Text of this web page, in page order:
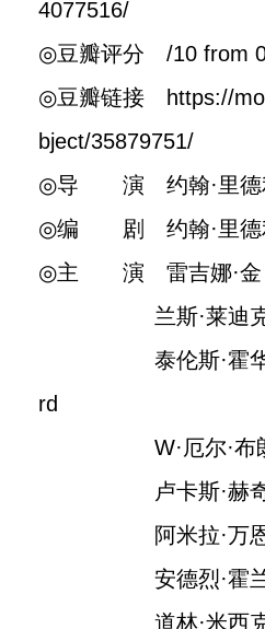
4077516/
◎豆瓣评分 /10 from
◎豆瓣链接 https://
bject/35879751/
◎导 演 约翰·里德
◎编 剧 约翰·里德
◎主 演 雷吉娜·金
兰斯·莱迪克
泰伦斯·霍华德
rd
W·厄尔·布朗
卢卡斯·赫奇斯
阿米拉·万恩
安德烈·霍兰
道林·米西克